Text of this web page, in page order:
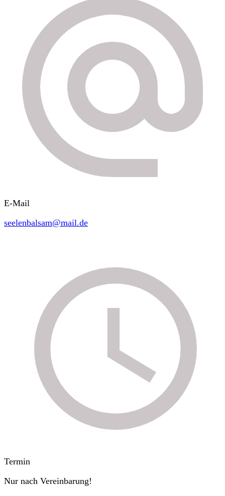
E-Mail
seelenbalsam@mail.de
Termin
Nur nach Vereinbarung!